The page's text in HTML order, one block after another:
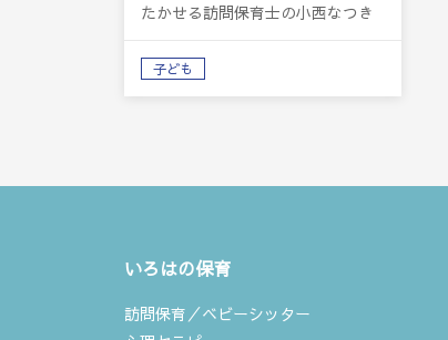
たかせる訪問保育士の小西なつき
子ども
いろはの保育
訪問保育／ベビーシッター